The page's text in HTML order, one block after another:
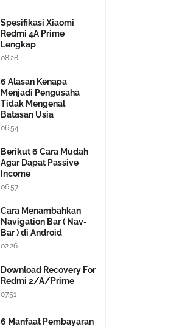
Spesifikasi Xiaomi
Redmi 4A Prime
Lengkap
08.28
6 Alasan Kenapa
Menjadi Pengusaha
Tidak Mengenal
Batasan Usia
06.54
Berikut 6 Cara Mudah
Agar Dapat Passive
Income
06.57
Cara Menambahkan
Navigation Bar ( Nav-
Bar ) di Android
02.26
Download Recovery For
Redmi 2/A/Prime
07.51
6 Manfaat Pembayaran